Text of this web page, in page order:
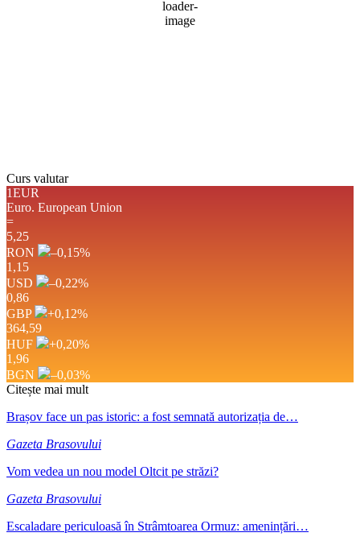
Curs valutar
1EUR
Euro. European Union
=
5,25
RON
–0,15%
1,15
USD
–0,22%
0,86
GBP
+0,12%
364,59
HUF
+0,20%
1,96
BGN
–0,03%
Citește mai mult
Brașov face un pas istoric: a fost semnată autorizația de…
Gazeta Brasovului
Vom vedea un nou model Oltcit pe străzi?
Gazeta Brasovului
Escaladare periculoasă în Strâmtoarea Ormuz: amenințări…